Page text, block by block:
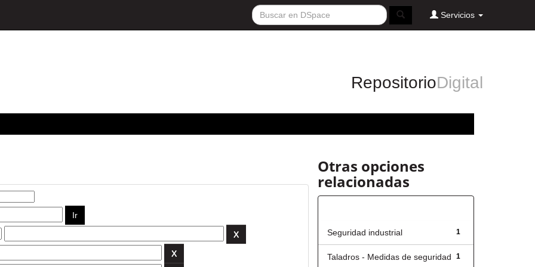
Servicios
RepositorioDigital
Otras opciones
relacionadas
1
Seguridad industrial
1
Taladros - Medidas de seguridad